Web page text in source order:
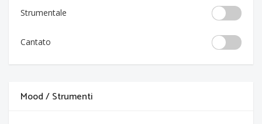
Strumentale
Cantato
Mood / Strumenti